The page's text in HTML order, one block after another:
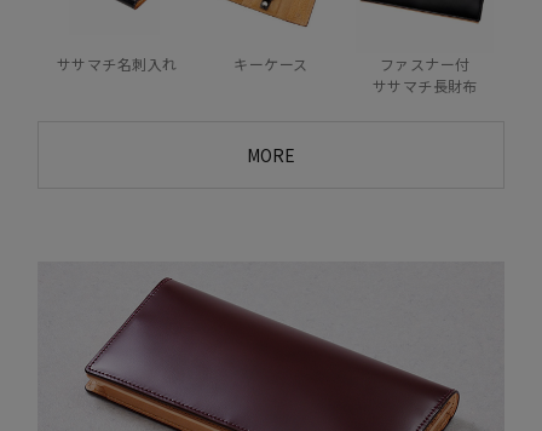
ササマチ名刺入れ キーケース
ファスナー付
ササマチ長財布
MORE